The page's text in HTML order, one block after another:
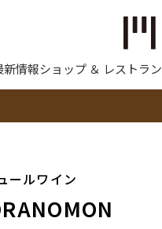
新情報ショップ ＆ レストラン
ールワイン